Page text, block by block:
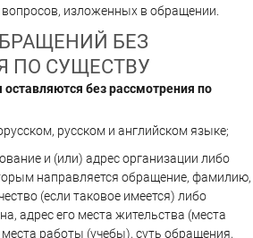
изложенных в обращении.
БЕЗ
ПО СУЩЕСТВУ
без рассмотрения по
русском и английском языке;
и (или) адрес организации либо
направляется обращение, фамилию,
(если таковое имеется) либо
адрес его места жительства (места
работы (учебы), суть обращения,